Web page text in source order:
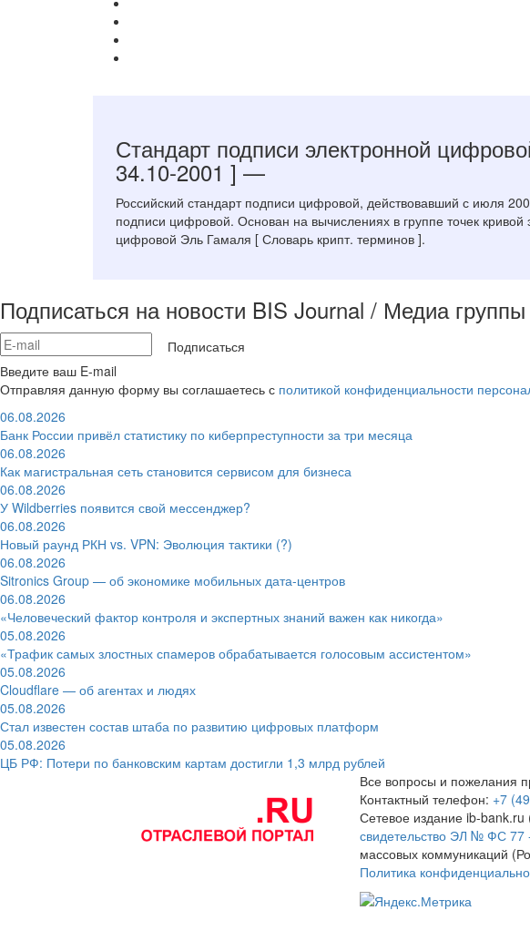
Стандарт подписи электронной
34.10-2001 ]—
Российский стандарт подписи цифровой, действовавший с июля
подписи цифровой. Основан на вычислениях в группе точек
цифровой Эль Гамаля [ Словарь крипт. терминов ].
Подписаться на новости BIS Journal / Медиа
Подписаться
Введите ваш E-mail
Отправляя данную форму вы соглашаетесь с политикой конфиденциальности
06.08.2026
Банк России привёл статистику по киберпреступности за три месяца
06.08.2026
Как магистральная сеть становится сервисом для бизнеса
06.08.2026
У Wildberries появится свой мессенджер?
06.08.2026
Новый раунд РКН vs. VPN: Эволюция тактики (?)
06.08.2026
Sitronics Group — об экономике мобильных дата-центров
06.08.2026
«Человеческий фактор контроля и экспертных знаний важен как никогда»
05.08.2026
«Трафик самых злостных спамеров обрабатывается голосовым ассистентом»
05.08.2026
Cloudflare — об агентах и людях
05.08.2026
Стал известен состав штаба по развитию цифровых платформ
05.08.2026
ЦБ РФ: Потери по банковским картам достигли 1,3 млрд рублей
Все вопросы и пожелания
Контактный телефон: +7
Сетевое издание ib-bank.ru
свидетельство ЭЛ № ФС 77
массовых коммуникаций
Политика